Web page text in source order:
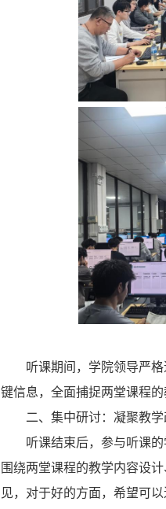
听课期间，学院领导严
键信息，全面捕捉两堂课程的
二、集中研讨：凝聚教
听课结束后，参与听课
围绕两堂课程的教学内容设
见，对于好的方面，希望可